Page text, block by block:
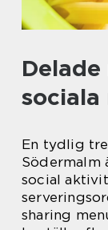
sociala
En tydlig
Södermalm
social
sharing